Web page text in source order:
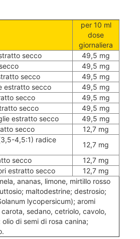
per 10 ml
dose
giornaliera
secco
49,5 mg
49,5 mg
secco
49,5 mg
estratto secco
49,5 mg
secco
49,5 mg
secco
49,5 mg
estratto secco
49,5 mg
secco
12,7 mg
4,5:1) radice
12,7 mg
secco
12,7 mg
estratto secco
12,7 mg
ananas, limone, mirtillo rosso
maltodestrine; destrosio;
lycopersicum); aromi
sedano, cetriolo, cavolo,
di semi di rosa canina;